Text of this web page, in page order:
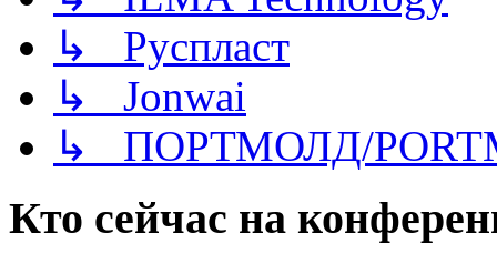
↳ Руспласт
↳ Jonwai
↳ ПОРТМОЛД/
Кто сейчас на